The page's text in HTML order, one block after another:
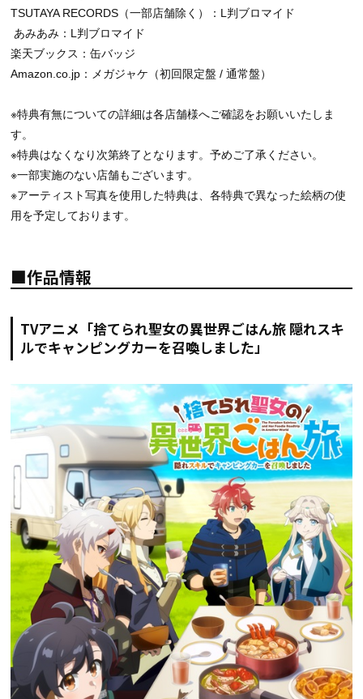
TSUTAYA RECORDS（一部店舗除く）：L判ブロマイド
あみあみ：L判ブロマイド
楽天ブックス：缶バッジ
Amazon.co.jp：メガジャケ（初回限定盤 / 通常盤）
※特典有無についての詳細は各店舗様へご確認をお願いいたしま
す。
※特典はなくなり次第終了となります。予めご了承ください。
※一部実施のない店舗もございます。
※アーティスト写真を使用した特典は、各特典で異なった絵柄の使
用を予定しております。
■作品情報
TVアニメ「捨てられ聖女の異世界ごはん旅 隠れスキ
ルでキャンピングカーを召喚しました」